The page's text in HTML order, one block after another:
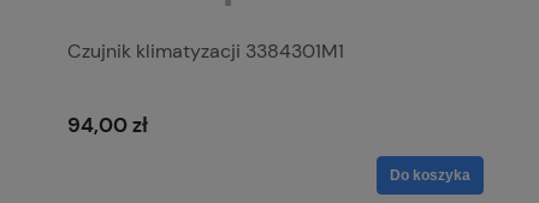
Czujnik klimatyzacji 3384301M1
94,00 zł
Do koszyka